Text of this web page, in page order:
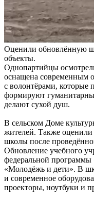
Оценили обновлённую
объекты.
Однопартийцы
оснащена современным
с волонтёрами, которые
формируют
делают сухой душ.
В сельском Доме
жителей. Также
школы после
Обновление учебного
федеральной
«Молодёжь и дети». В
и современное
проекторы, ноутбуки и